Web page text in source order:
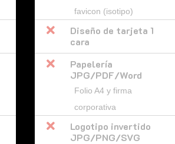
favicon (isotipo)

Diseño de tarjeta 1
cara

Papelería
JPG/PDF/Word
Folio A4 y firma
corporativa

Logotipo invertido
JPG/PNG/SVG